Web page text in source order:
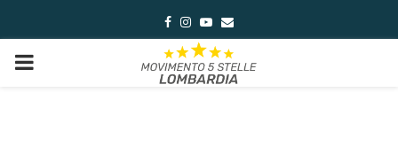
Facebook
Instagram
Youtube
Email
PRIMARY